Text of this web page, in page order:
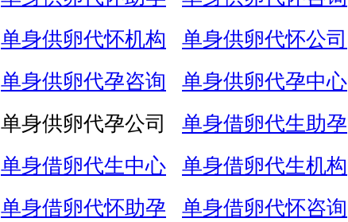
单身供卵代怀机构
单身供卵代怀公司
单身供卵代孕咨询
单身供卵代孕中心
单身供卵代孕公司
单身借卵代生助孕
单身借卵代生中心
单身借卵代生机构
单身借卵代怀助孕
单身借卵代怀咨询